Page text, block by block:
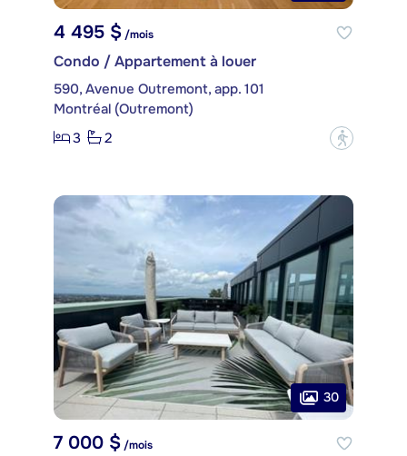
4 495 $ /mois
Condo / Appartement à louer
590, Avenue Outremont, app. 101
Montréal (Outremont)
3
2 ?
30
7 000 $/mois